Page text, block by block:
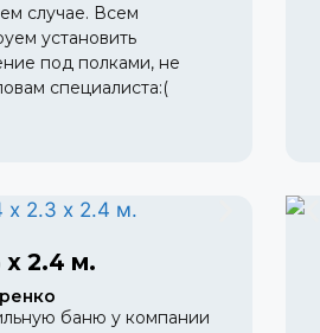
случае. Всем
установить
под полками, не
специалиста:(
х 2.4 м.
баню у компании